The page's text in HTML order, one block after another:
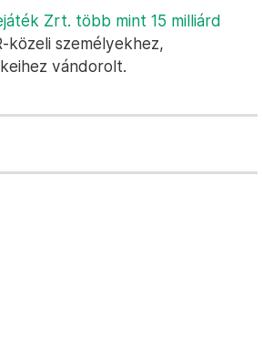
Zrt. több mint 15 milliárd
közeli személyekhez,
vándorolt.